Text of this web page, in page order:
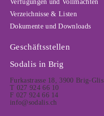
Verfügungen und Vollmachten
Verzeichnisse & Listen
Dokumente und Downloads
Geschäftsstellen
Sodalis in Brig
Furkastrasse 18, 3900 Brig-Glis
T 027 924 66 10
F 027 924 66 14
info@sodalis.ch